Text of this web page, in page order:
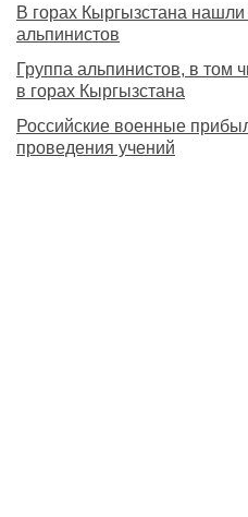
В горах Кыргызстана
альпинистов
Группа альпинистов, в том
в горах Кыргызстана
Российские военные
проведения учений